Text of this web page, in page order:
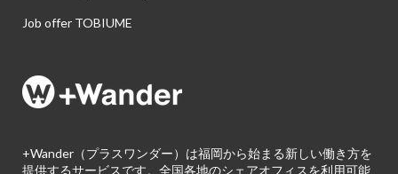
Job offer TOBIUME
+Wander（プラスワンダー）は福岡から始まる新しい働き方を
提供するサービスです。全国各地のシェアオフィスを利用可能